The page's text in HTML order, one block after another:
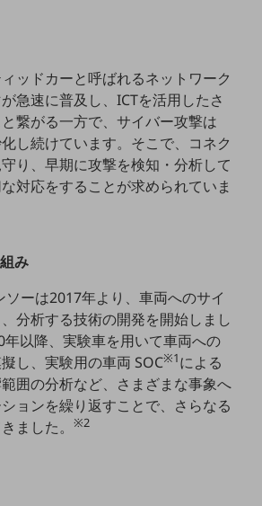
ョン
ッドカーと呼ばれるネットワーク
急速に普及し、ICTを活用したさ
繋がる一方で、サイバー攻撃は
し続けています。そこで、コネク
り、早期に攻撃を検知・分析して
対応をすることが求められていま
み
ソーは2017年より、車両へのサイ
分析する技術の開発を開始しまし
以降、実験車を用いて車両への
し、実験用の車両 SOC※1による
囲の分析など、さまざまな事象へ
ョンを繰り返すことで、さらなる
ました。※2